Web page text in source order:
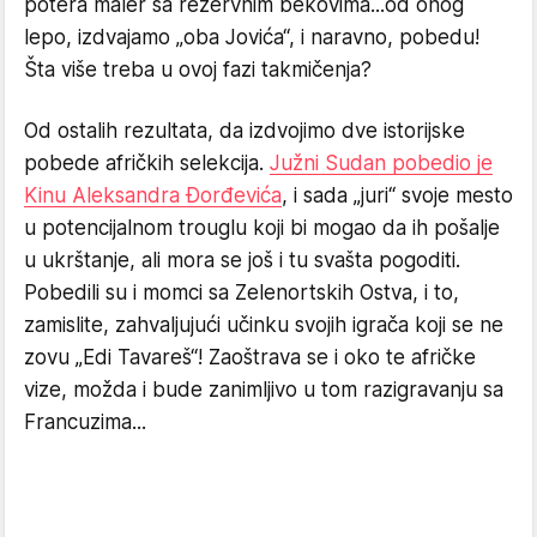
potera maler sa rezervnim bekovima...od onog
lepo, izdvajamo „oba Jovića“, i naravno, pobedu!
Šta više treba u ovoj fazi takmičenja?
Od ostalih rezultata, da izdvojimo dve istorijske
pobede afričkih selekcija. Južni Sudan pobedio je
Kinu Aleksandra Đorđevića, i sada „juri“ svoje mesto
u potencijalnom trouglu koji bi mogao da ih pošalje
u ukrštanje, ali mora se još i tu svašta pogoditi.
Pobedili su i momci sa Zelenortskih Ostva, i to,
zamislite, zahvaljujući učinku svojih igrača koji se ne
zovu „Edi Tavareš“! Zaoštrava se i oko te afričke
vize, možda i bude zanimljivo u tom razigravanju sa
Francuzima...